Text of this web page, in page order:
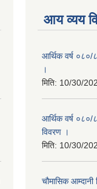
आय व्यय
आर्थिक वर्ष
।
मिति: 10/30/
आर्थिक वर्ष
विवरण ।
मिति: 10/30/
चौमासिक